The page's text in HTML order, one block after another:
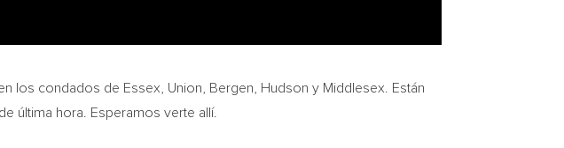
los condados de Essex Union Bergen Hudson y Middlesex . Están
última hora. Esperamos verte allí.